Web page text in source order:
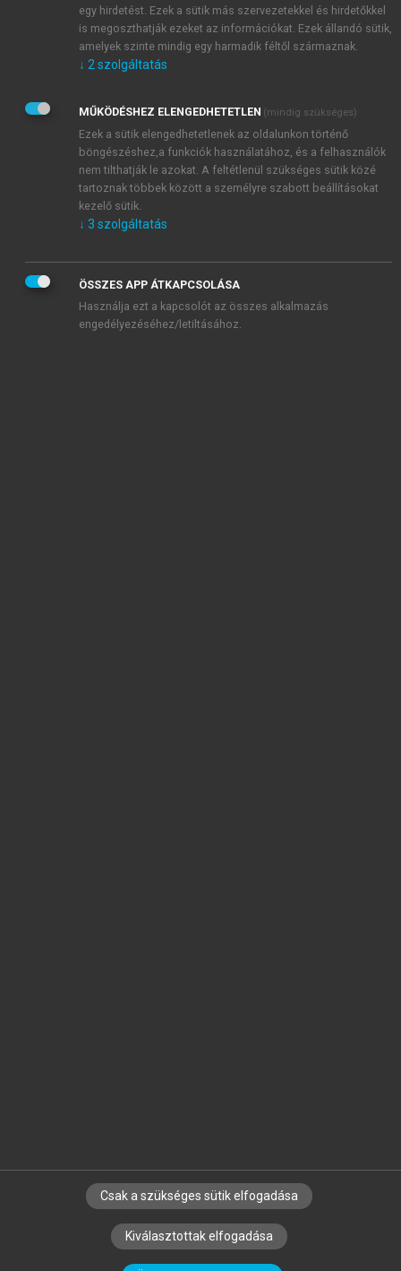
Kérek értesítést a MeRSZ újdonságairól, akcióiról.
Kérek értesítést az Akadémiai Kiadó Zrt. újdonságairól,
Adatkezelési tájékoztatóbanfoglaltakat tudomásul
veszem és elfogadom.
Általános vásárlási feltételeket, valamint a szotar.netés a
mersz.huoldalak licencszerződéseiben foglaltakat
tudomásul veszem és elfogadom.
KIPRÓBÁLOM
SZERZŐKNEK CÉGEKNEK KÖNYVTÁROSOKNAK
SZERKESZTÉSI ÉS LEKTORÁLÁSI ALAPELVEK
egy hirdetést. Ezek a sütik más szervezetekkel és hirdetőkkel
is megoszthatják ezeket az információkat. Ezek állandó sütik,
amelyek szinte mindig egy harmadik féltől származnak.
↓ 2 szolgáltatás
MŰKÖDÉSHEZ ELENGEDHETETLEN (mindig szükséges)
Ezek a sütik elengedhetetlenek az oldalunkon történő
böngészéshez,a funkciók használatához, és a felhasználók
nem tilthatják le azokat. A feltétlenül szükséges sütik közé
tartoznak többek között a személyre szabott beállításokat
kezelő sütik.
↓ 3 szolgáltatás
ÖSSZES APP ÁTKAPCSOLÁSA
Használja ezt a kapcsolót az összes alkalmazás
engedélyezéséhez/letiltásához.
Csak a szükséges sütik elfogadása
Kiválasztottak elfogadása